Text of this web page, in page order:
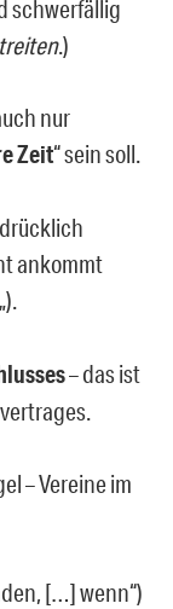
schwerfällig
.)
nur
Zeit“ sein soll.
ankommt
„).
– das ist
– Vereine im
[…] wenn“)